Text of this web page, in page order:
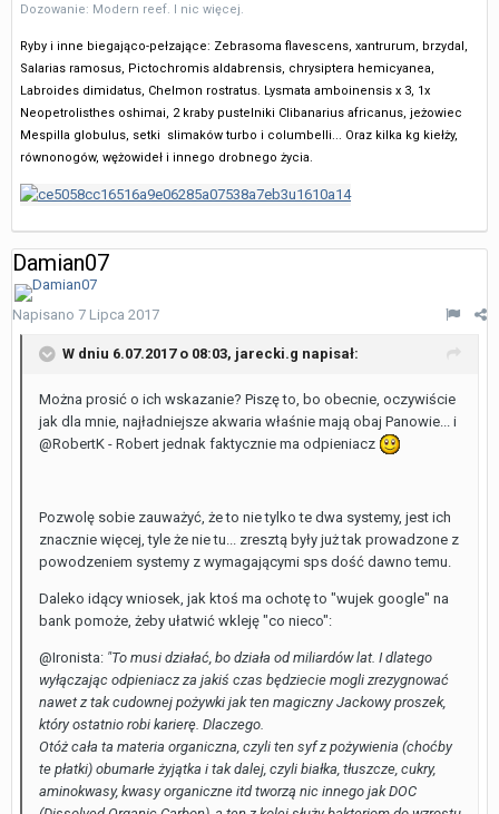
Dozowanie: Modern reef. I nic więcej.
Ryby i inne biegająco-pełzające: Zebrasoma flavescens, xantrurum, brzydal,
Salarias ramosus, Pictochromis aldabrensis, chrysiptera hemicyanea,
Labroides dimidatus, Chelmon rostratus. Lysmata amboinensis x 3, 1x
Neopetrolisthes oshimai, 2 kraby pustelniki Clibanarius africanus, jeżowiec
Mespilla globulus, setki slimaków turbo i columbelli... Oraz kilka kg kiełży,
równonogów, wężowideł i innego drobnego życia.
Damian07
Napisano 7 Lipca 2017
W dniu 6.07.2017 o 08:03, jarecki.g napisał:
Można prosić o ich wskazanie? Piszę to, bo obecnie, oczywiście
jak dla mnie, najładniejsze akwaria właśnie mają obaj Panowie... i
@RobertK - Robert jednak faktycznie ma odpieniacz
Pozwolę sobie zauważyć, że to nie tylko te dwa systemy, jest ich
znacznie więcej, tyle że nie tu... zresztą były już tak prowadzone z
powodzeniem systemy z wymagającymi sps dość dawno temu.
Daleko idący wniosek, jak ktoś ma ochotę to "wujek google" na
bank pomoże, żeby ułatwić wkleję "co nieco":
@Ironista: "To musi działać, bo działa od miliardów lat. I dlatego
wyłączając odpieniacz za jakiś czas będziecie mogli zrezygnować
nawet z tak cudownej pożywki jak ten magiczny Jackowy proszek,
który ostatnio robi karierę. Dlaczego.
Otóż cała ta materia organiczna, czyli ten syf z pożywienia (choćby
te płatki) obumarłe żyjątka i tak dalej, czyli białka, tłuszcze, cukry,
aminokwasy, kwasy organiczne itd tworzą nic innego jak DOC